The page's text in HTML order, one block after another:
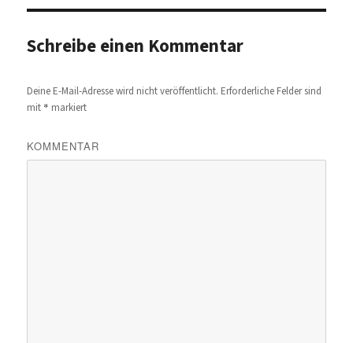
Schreibe einen Kommentar
Deine E-Mail-Adresse wird nicht veröffentlicht. Erforderliche Felder sind
mit * markiert
KOMMENTAR